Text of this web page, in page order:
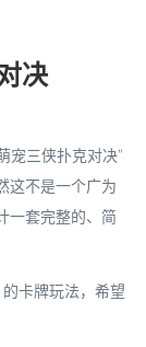
决
宠三侠扑克对决”
这不是一个广为
一套完整的、简
的卡牌玩法，希望